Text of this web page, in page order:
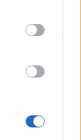
así llega a San
como nunca la